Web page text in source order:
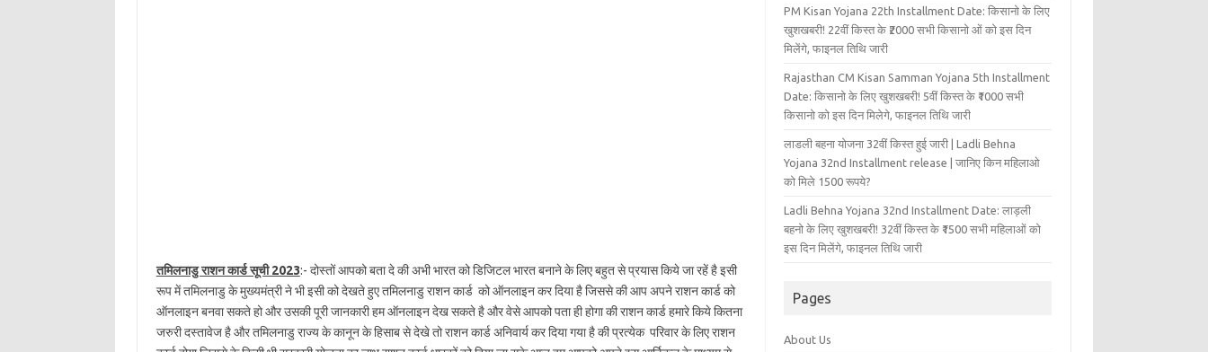
तमिलनाडु राशन कार्ड सूची 2023:- दोस्तों आपको बता दे की अभी भारत को डिजिटल भारत बनाने के लिए बहुत से प्रयास किये जा रहें है इसी
रूप में तमिलनाडु के मुख्यमंत्री ने भी इसी को देखते हुए तमिलनाडु राशन कार्ड को ऑनलाइन कर दिया है जिससे की आप अपने राशन कार्ड को
ऑनलाइन बनवा सकते हो और उसकी पूरी जानकारी हम ऑनलाइन देख सकते है और वेसे आपको पता ही होगा की राशन कार्ड हमारे किये कितना
जरुरी दस्तावेज है और तमिलनाडु राज्य के कानून के हिसाब से देखे तो राशन कार्ड अनिवार्य कर दिया गया है की प्रत्येक परिवार के लिए राशन
PM Kisan Yojana 22th Installment Date: किसानो के लिए
खुशखबरी! 22वीं किस्त के ₹2000 सभी किसानो ओं को इस दिन
मिलेंगे, फाइनल तिथि जारी
Rajasthan CM Kisan Samman Yojana 5th Installment
Date: किसानो के लिए खुशखबरी! 5वीं किस्त के ₹1000 सभी
किसानो को इस दिन मिलेगे, फाइनल तिथि जारी
लाडली बहना योजना 32वीं किस्त हुई जारी | Ladli Behna
Yojana 32nd Installment release | जानिए किन महिलाओ
को मिले 1500 रूपये?
Ladli Behna Yojana 32nd Installment Date: लाड़ली
बहनो के लिए खुशखबरी! 32वीं किस्त के ₹1500 सभी महिलाओं को
इस दिन मिलेंगे, फाइनल तिथि जारी
Pages
About Us